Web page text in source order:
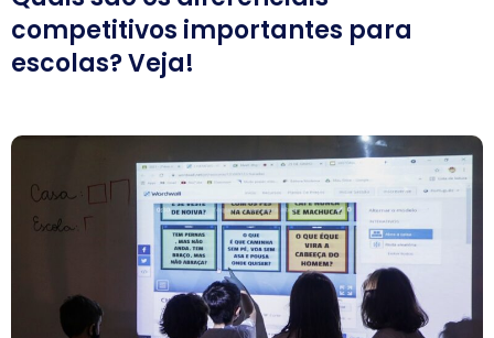
competitivos importantes para
escolas? Veja!